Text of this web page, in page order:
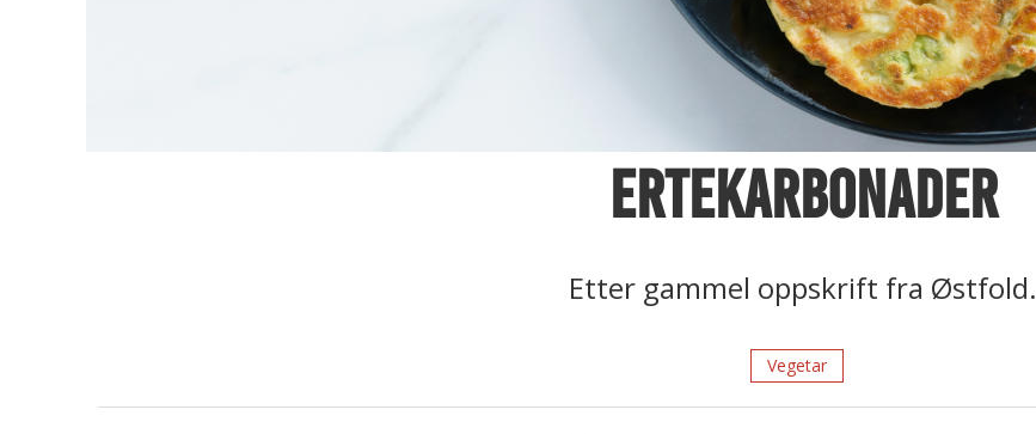
Ertekarbonader
Etter gammel oppskrift fra Østfold.
Vegetar